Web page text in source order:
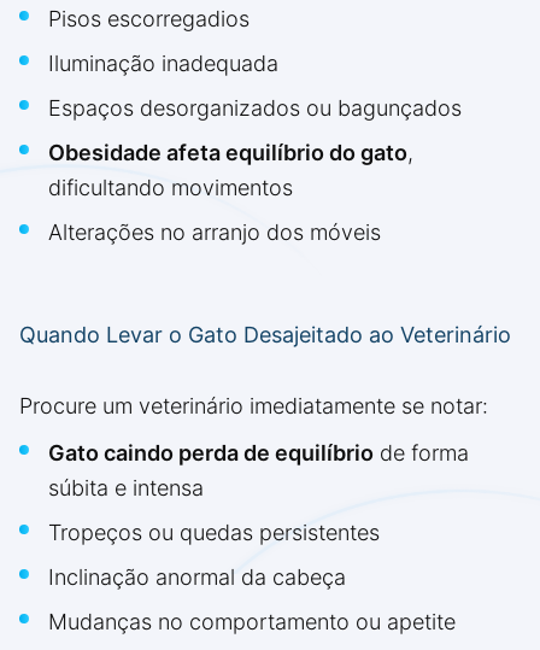
Pisos escorregadios
Iluminação inadequada
Espaços desorganizados ou bagunçados
Obesidade afeta equilíbrio do gato,
dificultando movimentos
Alterações no arranjo dos móveis
Quando Levar o Gato Desajeitado ao Veterinário
Procure um veterinário imediatamente se notar:
Gato caindo perda de equilíbrio de forma
súbita e intensa
Tropeços ou quedas persistentes
Inclinação anormal da cabeça
Mudanças no comportamento ou apetite